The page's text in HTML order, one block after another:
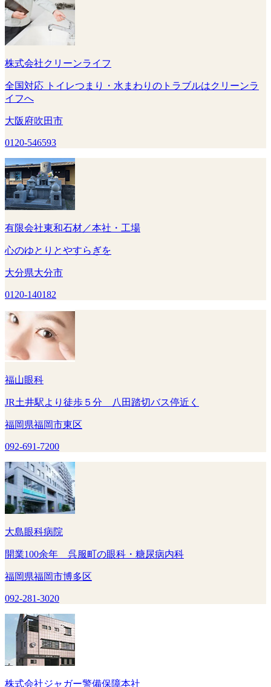
株式会社クリーンライフ
全国対応 トイレつまり・水まわりのトラブルはクリーンラ
イフへ
大阪府吹田市
0120-546593
有限会社東和石材／本社・工場
心のゆとりとやすらぎを
大分県大分市
0120-140182
福山眼科
JR土井駅より徒歩５分 八田踏切バス停近く
福岡県福岡市東区
092-691-7200
大島眼科病院
開業100余年 呉服町の眼科・糖尿病内科
福岡県福岡市博多区
092-281-3020
株式会社ジャガー警備保障本社